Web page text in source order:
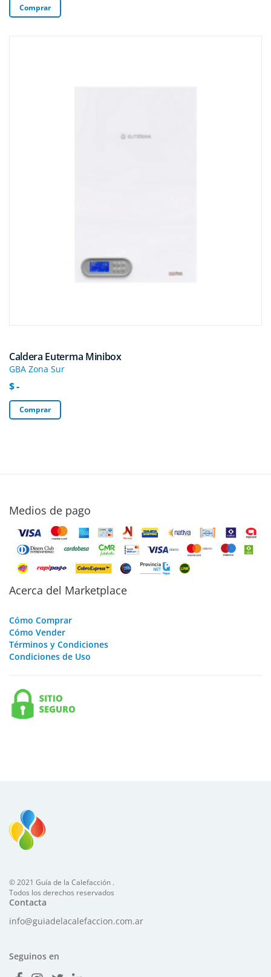
Comprar
Caldera Euterma Minibox
GBA Zona Sur
$ -
Comprar
Medios de pago
Acerca del Marketplace
Cómo Comprar
Cómo Vender
Términos y Condiciones
Condiciones de Uso
© 2021 Guía de la Calefacción .
Todos los derechos reservados
Contacta
info@guiadelacalefaccion.com.ar
Seguinos en